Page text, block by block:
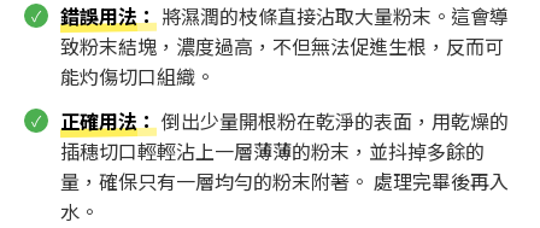
錯誤用法： 將濕潤的枝條直接沾取大量粉末。這會導
致粉末結塊，濃度過高，不但無法促進生根，反而可
能灼傷切口組織。
正確用法：倒出少量開根粉在乾淨的表面，用乾燥的
插穗切口輕輕沾上一層薄薄的粉末，並抖掉多餘的
量，確保只有一層均勻的粉末附著。 處理完畢後再入
水。